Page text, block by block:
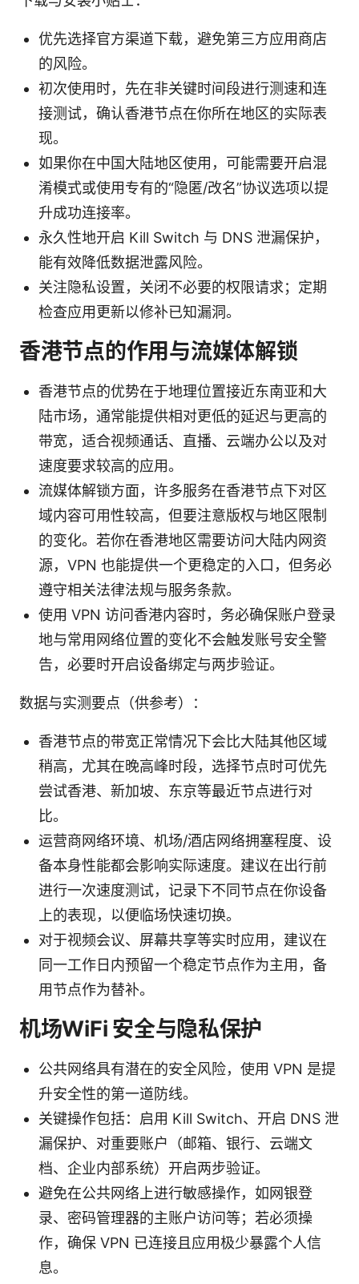
优先选择官方渠道下载，避免第三方应用商店
的风险。
初次使用时，先在非关键时间段进行测速和连
接测试，确认香港节点在你所在地区的实际表
现。
如果你在中国大陆地区使用，可能需要开启混
淆模式或使用专有的“隐匿/改名”协议选项以提
升成功连接率。
永久性地开启 Kill Switch 与 DNS 泄漏保护，
能有效降低数据泄露风险。
关注隐私设置，关闭不必要的权限请求；定期
检查应用更新以修补已知漏洞。
香港节点的作用与流媒体解锁
香港节点的优势在于地理位置接近东南亚和大
陆市场，通常能提供相对更低的延迟与更高的
带宽，适合视频通话、直播、云端办公以及对
速度要求较高的应用。
流媒体解锁方面，许多服务在香港节点下对区
域内容可用性较高，但要注意版权与地区限制
的变化。若你在香港地区需要访问大陆内网资
源，VPN 也能提供一个更稳定的入口，但务必
遵守相关法律法规与服务条款。
使用 VPN 访问香港内容时，务必确保账户登录
地与常用网络位置的变化不会触发账号安全警
告，必要时开启设备绑定与两步验证。
数据与实测要点（供参考）：
香港节点的带宽正常情况下会比大陆其他区域
稍高，尤其在晚高峰时段，选择节点时可优先
尝试香港、新加坡、东京等最近节点进行对
比。
运营商网络环境、机场/酒店网络拥塞程度、设
备本身性能都会影响实际速度。建议在出行前
进行一次速度测试，记录下不同节点在你设备
上的表现，以便临场快速切换。
对于视频会议、屏幕共享等实时应用，建议在
同一工作日内预留一个稳定节点作为主用，备
用节点作为替补。
机场WiFi 安全与隐私保护
公共网络具有潜在的安全风险，使用 VPN 是提
升安全性的第一道防线。
关键操作包括：启用 Kill Switch、开启 DNS 泄
漏保护、对重要账户（邮箱、银行、云端文
档、企业内部系统）开启两步验证。
避免在公共网络上进行敏感操作，如网银登
录、密码管理器的主账户访问等；若必须操
作，确保 VPN 已连接且应用极少暴露个人信
息。